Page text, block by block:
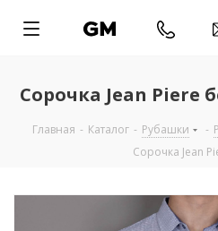
Сорочка Jean Piere
Главная - Каталог - Рубашки -
Сорочка Jean